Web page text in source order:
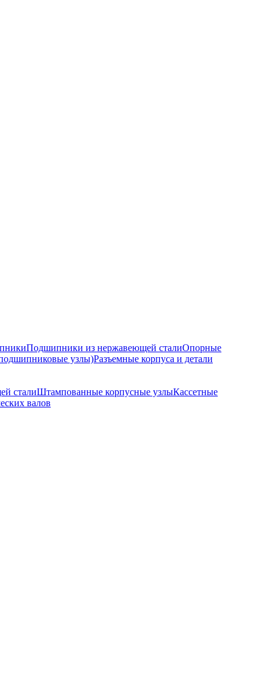
Подшипники из нержавеющей сталиОпорные
узлы)Разъемные корпуса и детали
сталиШтампованные корпусные узлыКассетные
валов